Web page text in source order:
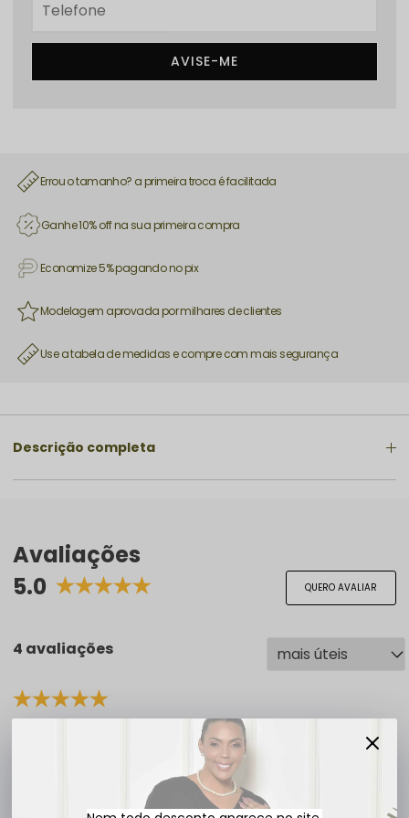
AVISE-ME
Errou o tamanho? a primeira troca é facilitada
Ganhe 10% off na sua primeira compra
Economize 5% pagando no pix
Modelagem aprovada por milhares de clientes
Use a tabela de medidas e compre com mais segurança
Descrição completa
Avaliações
5.0
QUERO AVALIAR
4 avaliações
comprador verificado
A entrega foi muito rápida. O vestido tem uma
estampa linda, um tecido de qualidade e veste muito